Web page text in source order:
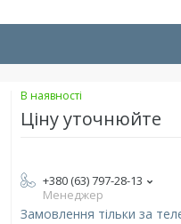
В наявності
Ціну уточнюйте
+380 (63) 797-28-13
Менеджер
Замовлення тільки за